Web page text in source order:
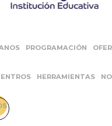
PROGRAMACIÓN
HERRAMIENTAS